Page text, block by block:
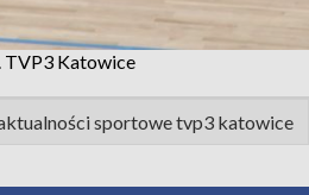
TVP3 Katowice
sportowe tvp3 katowice